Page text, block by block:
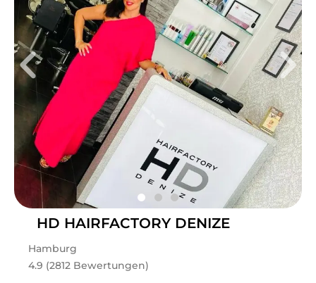
HD HAIRFACTORY DENIZE
Hamburg
4.9 (2812 Bewertungen)